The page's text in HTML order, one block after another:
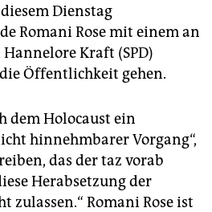
Dienstag
Romani Rose mit einem an
Kraft (SPD)
Öffentlichkeit gehen.
dem Holocaust ein
hinnehmbarer Vorgang“,
das der taz vorab
Herabsetzung der
zulassen.“ Romani Rose ist